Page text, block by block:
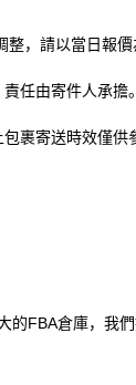
，請以當日報價
任由寄件人承擔。
裹寄送時效僅供
FBA倉庫，我